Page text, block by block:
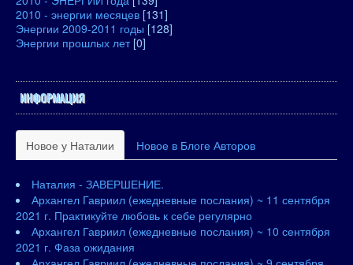
2010 - энергии месяцев [131]
Энергии 2009-2011 годы [128]
Энергии прошлых лет [0]
ИНФОРМАЦИЯ
Новое у Наталии Новое в Блоге Авторов
Наталия - ЗАВЕРШЕНИЕ.
Архангел Гавриил (ежедневные послания) ~ 11 сентября
2021 г. Практикуйте любовь к себе регулярно
Архангел Гавриил (ежедневные послания) ~ 10 сентября
2021 г. Фаза ожидания